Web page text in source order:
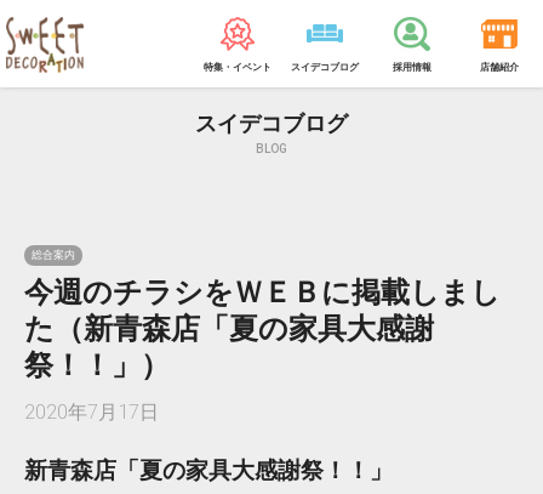
特集・イベント スイデコブログ 採用情報 店舗紹介
スイデコブログ
BLOG
総合案内
今週のチラシをＷＥＢに掲載しまし
た（新青森店「夏の家具大感謝
祭！！」）
2020年7月17日
新青森店「夏の家具大感謝祭！！」